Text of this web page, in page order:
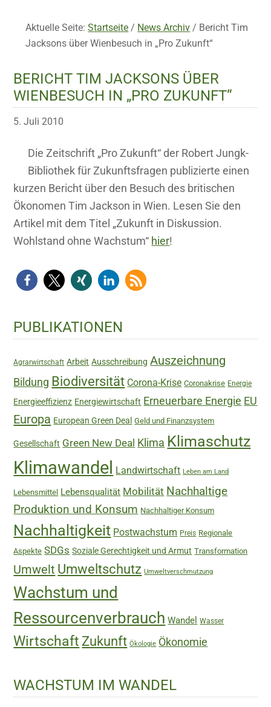
Aktuelle Seite:Startseite / News Archiv / Bericht Tim
Jacksons über Wienbesuch in „Pro Zukunft“
BERICHT TIM JACKSONS ÜBER
WIENBESUCH IN „PRO ZUKUNFT“
5. Juli 2010
Die Zeitschrift „Pro Zukunft“ der Robert Jungk-
Bibliothek für Zukunftsfragen publizierte einen
kurzen Bericht über den Besuch des britischen
Ökonomen Tim Jackson in Wien. Lesen Sie den
Artikel mit dem Titel „Zukunft in Diskussion.
Wohlstand ohne Wachstum“ hier!
Haupt-
Sidebar
PUBLIKATIONEN
Agrarwirtschaft Arbeit Ausschreibung Auszeichnung
Bildung Biodiversität Corona-Krise Coronakrise Energie
Energieeffizienz Energiewirtschaft Erneuerbare Energie EU
Europa European Green Deal Geld und Finanzsystem
Gesellschaft Green New Deal Klima Klimaschutz
Klimawandel Landwirtschaft Leben am Land
Lebensmittel Lebensqualität Mobilität Nachhaltige
Produktion und Konsum Nachhaltiger Konsum
Nachhaltigkeit Postwachstum Preis Regionale
Aspekte SDGs Soziale Gerechtigkeit und Armut Transformation
Umwelt Umweltschutz Umweltverschmutzung
Wachstum und
Ressourcenverbrauch Wandel Wasser
Wirtschaft Zukunft Ökologie Ökonomie
WACHSTUM IM WANDEL